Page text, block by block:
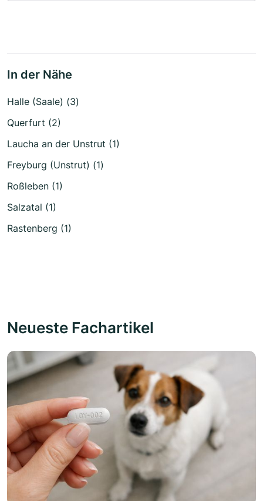
In der Nähe
Halle (Saale) (3)
Querfurt (2)
Laucha an der Unstrut (1)
Freyburg (Unstrut) (1)
Roßleben (1)
Salzatal (1)
Rastenberg (1)
Neueste Fachartikel